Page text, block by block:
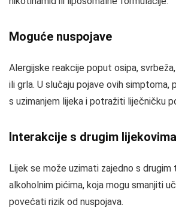
Moguće nuspojave
Alergijske reakcije poput osipa,
ili grla. U slučaju pojave ovih simptoma,
s uzimanjem lijeka i potražiti liječničku
Interakcije s drugim lijekovima
Lijek se može uzimati zajedno s drugim
alkoholnim pićima, koja mogu smanjiti
povećati rizik od nuspojava.